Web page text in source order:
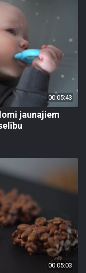
00:05:43
jaunajiem
00:05:03